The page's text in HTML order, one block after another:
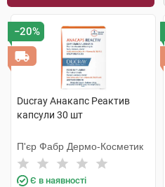
−20%
Ducray Анакапс Реактив
капсули 30 шт
П'єр Фабр Дермо-Косметик
Є в наявності